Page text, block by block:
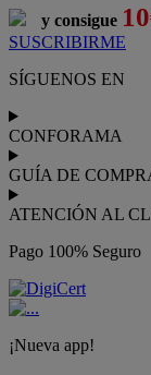
y consigue
SUSCRIBIRME
SÍGUENOS EN
CONFORAMA
GUÍA DE
ATENCIÓN AL
Pago 100% Seguro
¡Nueva app!